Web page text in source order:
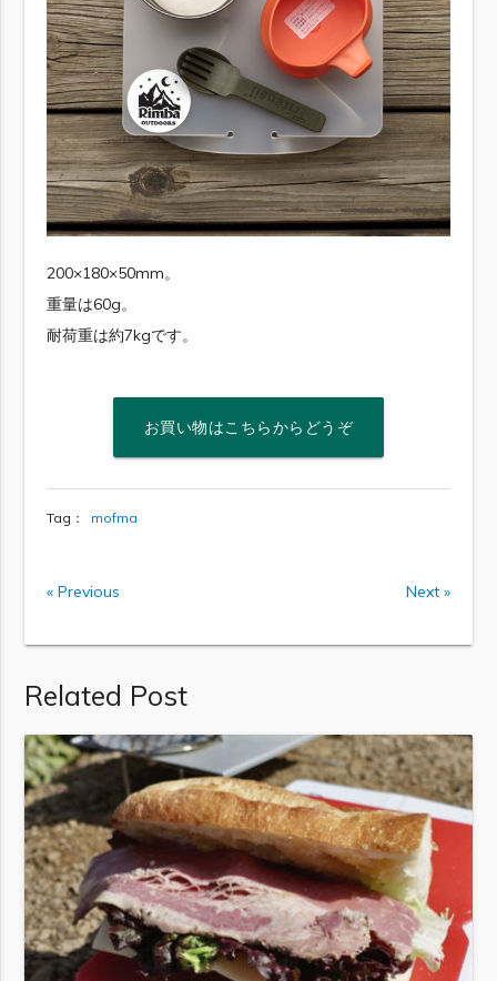
200×180×50mm。
重量は60g。
耐荷重は約7kgです。
お買い物はこちらからどうぞ
Tag： mofma
« Previous Next »
Related Post